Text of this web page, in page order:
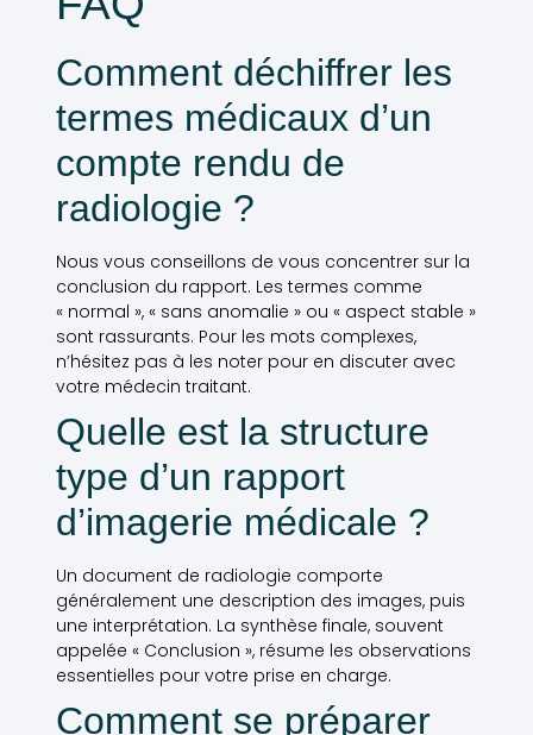
Comment déchiffrer les
termes médicaux d’un
compte rendu de
radiologie ?
Nous vous conseillons de vous concentrer sur la
conclusion du rapport. Les termes comme
« normal », « sans anomalie » ou « aspect stable »
sont rassurants. Pour les mots complexes,
n’hésitez pas à les noter pour en discuter avec
votre médecin traitant.
Quelle est la structure
type d’un rapport
d’imagerie médicale ?
Un document de radiologie comporte
généralement une description des images, puis
une interprétation. La synthèse finale, souvent
appelée « Conclusion », résume les observations
essentielles pour votre prise en charge.
Comment se préparer